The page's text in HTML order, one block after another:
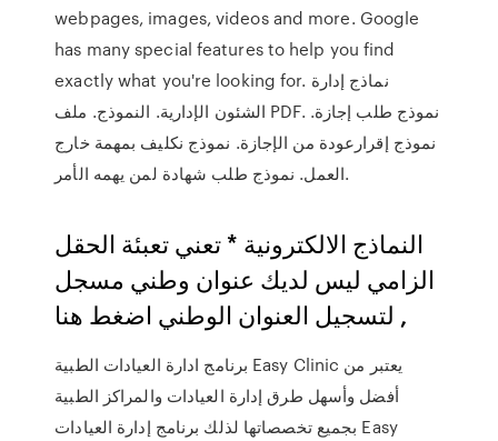
webpages, images, videos and more. Google
has many special features to help you find
exactly what you're looking for. نماذج إدارة
الشئون الإدارية. النموذج. ملف PDF. نموذج طلب إجازة.
نموذج إقرارعودة من الإجازة. نموذج نكليف بمهمة خارج
العمل. نموذج طلب شهادة لمن يهمه الأمر.
النماذج الالكترونية * تعني تعبئة الحقل
الزامي ليس لديك عنوان وطني مسجل
, لتسجيل العنوان الوطني اضغط هنا
برنامج ادارة العيادات الطبية Easy Clinic يعتبر من
أفضل وأسهل طرق إدارة العيادات والمراكز الطبية
بجميع تخصصاتها لذلك برنامج إدارة العيادات Easy